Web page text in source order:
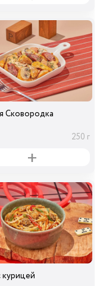
Сковородка
250 г
курицей